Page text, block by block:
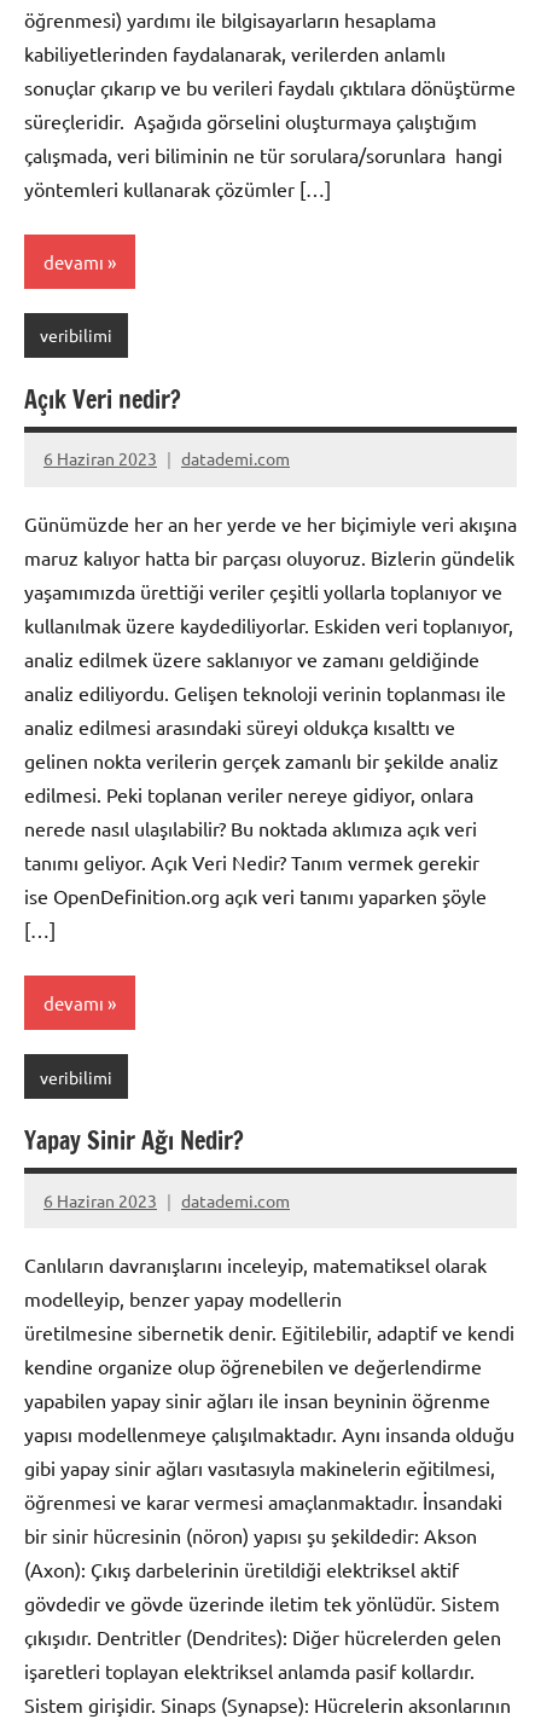
öğrenmesi) yardımı ile bilgisayarların hesaplama
kabiliyetlerinden faydalanarak, verilerden anlamlı
sonuçlar çıkarıp ve bu verileri faydalı çıktılara dönüştürme
süreçleridir. Aşağıda görselini oluşturmaya çalıştığım
çalışmada, veri biliminin ne tür sorulara/sorunlara hangi
yöntemleri kullanarak çözümler […]
devamı
veribilimi
Açık Veri nedir?
6 Haziran 2023 datademi.com
Yorum
Günümüzde her an her yerde ve her biçimiyle veri akışına
maruz kalıyor hatta bir parçası oluyoruz. Bizlerin gündelik
yaşamımızda ürettiği veriler çeşitli yollarla toplanıyor ve
kullanılmak üzere kaydediliyorlar. Eskiden veri toplanıyor,
analiz edilmek üzere saklanıyor ve zamanı geldiğinde
analiz ediliyordu. Gelişen teknoloji verinin toplanması ile
analiz edilmesi arasındaki süreyi oldukça kısalttı ve
gelinen nokta verilerin gerçek zamanlı bir şekilde analiz
edilmesi. Peki toplanan veriler nereye gidiyor, onlara
nerede nasıl ulaşılabilir? Bu noktada aklımıza açık veri
tanımı geliyor. Açık Veri Nedir? Tanım vermek gerekir
ise OpenDefinition.org açık veri tanımı yaparken şöyle
[…]
devamı
veribilimi
Yapay Sinir Ağı Nedir?
6 Haziran 2023 datademi.com
Yorum
Canlıların davranışlarını inceleyip, matematiksel olarak
modelleyip, benzer yapay modellerin
üretilmesine sibernetik denir. Eğitilebilir, adaptif ve kendi
kendine organize olup öğrenebilen ve değerlendirme
yapabilen yapay sinir ağları ile insan beyninin öğrenme
yapısı modellenmeye çalışılmaktadır. Aynı insanda olduğu
gibi yapay sinir ağları vasıtasıyla makinelerin eğitilmesi,
öğrenmesi ve karar vermesi amaçlanmaktadır. İnsandaki
bir sinir hücresinin (nöron) yapısı şu şekildedir: Akson
(Axon): Çıkış darbelerinin üretildiği elektriksel aktif
gövdedir ve gövde üzerinde iletim tek yönlüdür. Sistem
çıkışıdır. Dentritler (Dendrites): Diğer hücrelerden gelen
işaretleri toplayan elektriksel anlamda pasif kollardır.
Sistem girişidir. Sinaps (Synapse): Hücrelerin aksonlarının